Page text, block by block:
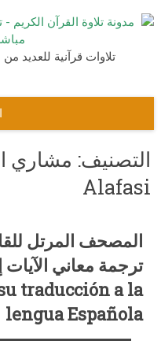
إلى
تلاوات قرآنية للعديد
التصنيف:
Alafasi
المصحف المرتل
traducción a la
lengua Española